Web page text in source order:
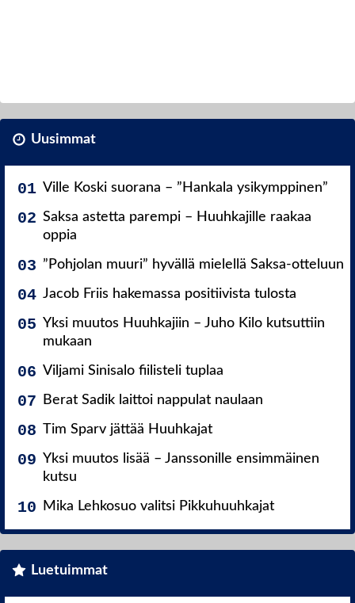
Uusimmat
Ville Koski suorana – ”Hankala ysikymppinen”
Saksa astetta parempi – Huuhkajille raakaa
oppia
”Pohjolan muuri” hyvällä mielellä Saksa-otteluun
Jacob Friis hakemassa positiivista tulosta
Yksi muutos Huuhkajiin – Juho Kilo kutsuttiin
mukaan
Viljami Sinisalo fiilisteli tuplaa
Berat Sadik laittoi nappulat naulaan
Tim Sparv jättää Huuhkajat
Yksi muutos lisää – Janssonille ensimmäinen
kutsu
Mika Lehkosuo valitsi Pikkuhuuhkajat
Luetuimmat